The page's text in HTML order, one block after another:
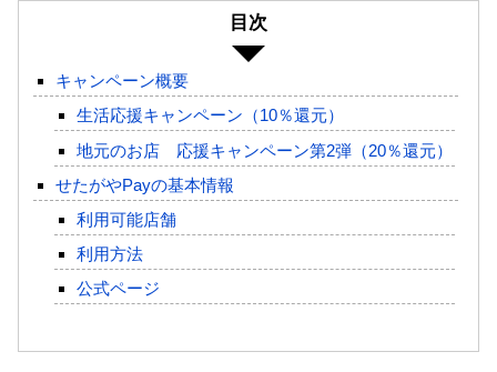
目次
キャンペーン概要
生活応援キャンペーン（10％還元）
地元のお店 応援キャンペーン第2弾（20％還元）
せたがやPayの基本情報
利用可能店舗
利用方法
公式ページ